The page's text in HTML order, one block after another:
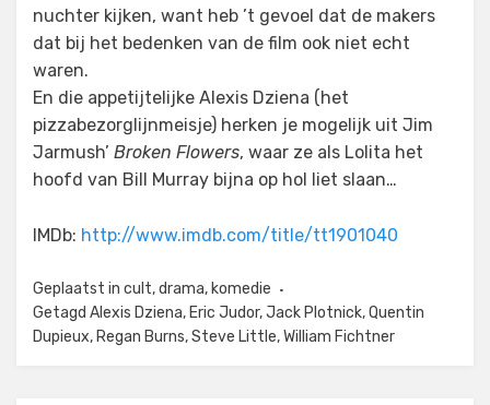
nuchter kijken, want heb ’t gevoel dat de makers
dat bij het bedenken van de film ook niet echt
waren.
En die appetijtelijke Alexis Dziena (het
pizzabezorglijnmeisje) herken je mogelijk uit Jim
Jarmush’ Broken Flowers, waar ze als Lolita het
hoofd van Bill Murray bijna op hol liet slaan…
IMDb: http://www.imdb.com/title/tt1901040
Geplaatst in cult,drama, komedie
Getagd Alexis Dziena, Eric Judor,Jack Plotnick,Quentin
Dupieux, Regan Burns,Steve Little,William Fichtner